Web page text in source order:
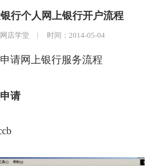
行个人网上银行开户流程
店学堂 ︱ 时间：2014-05-04
网上银行服务流程
请